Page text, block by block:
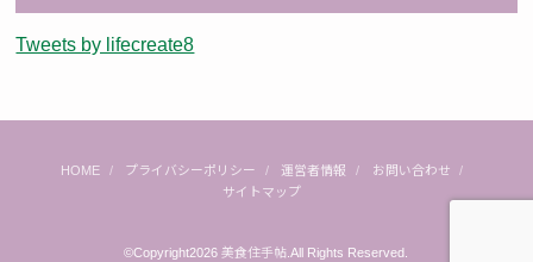
Tweets by lifecreate8
HOME プライバシーポリシー 運営者情報
お問い合わせ
サイトマップ
©Copyright2026美食住手帖 .All Rights Reserved.